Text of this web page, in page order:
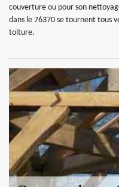
couverture ou pour son
dans le 76370 se tournent tous
toiture.